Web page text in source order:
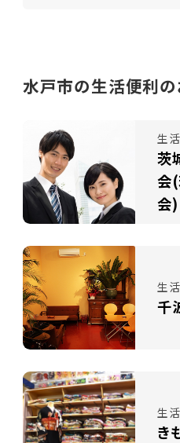
水戸市の生活便利の
生
茨
会
会)
生
千
生
き